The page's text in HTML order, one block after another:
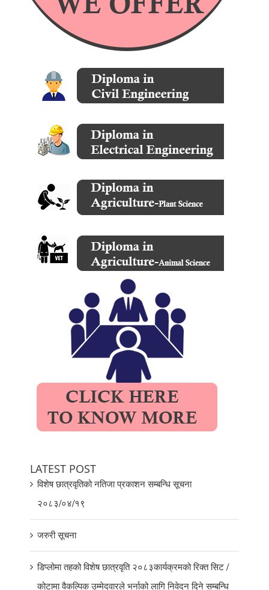
LATEST POST
विशेष छात्रवृतिको नतिजा प्रकाशन सम्बन्धि सूचना
२०८३/०४/१९
जरुरी सूचना
डिप्लोमा तहको विशेष छात्रवृति २०८३कार्यक्रमको रिक्त सिट /
कोटामा वैकल्पिक उम्मेदवारले भर्नाको लागि निवेदन दिने सम्बन्धि